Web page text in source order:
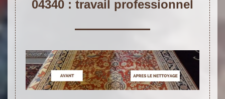
04340 : travail professionnel